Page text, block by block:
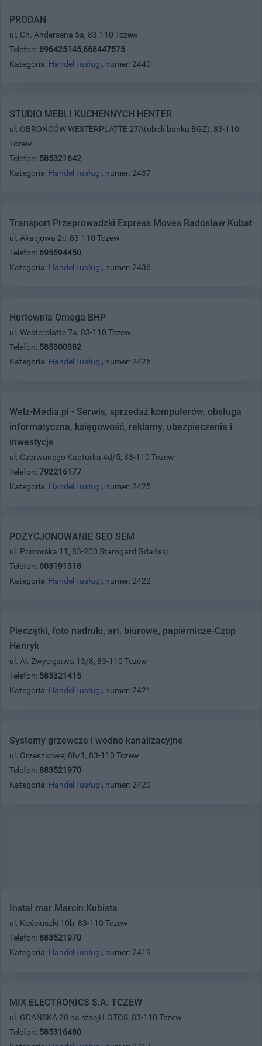
PRODAN
ul. Ch. Andersena 5a, 83-110 Tczew
Telefon: 696425145,668447575
Kategoria: Handel i usługi, numer: 2440
STUDIO MEBLI KUCHENNYCH HENTER
ul. OBROŃCÓW WESTERPLATTE 27A(obok banku BGŻ), 83-110
Tczew
Telefon: 585321642
Kategoria: Handel i usługi, numer: 2437
Transport Przeprowadzki Express Moves Radosław Kubat
ul. Akacjowa 2c, 83-110 Tczew
Telefon: 695594450
Kategoria: Handel i usługi, numer: 2436
Hurtownia Omega BHP
ul. Westerplatte 7a, 83-110 Tczew
Telefon: 585300382
Kategoria: Handel i usługi, numer: 2426
Welz-Media.pl - Serwis, sprzedaż komputerów, obsługa
informatyczna, księgowość, reklamy, ubezpieczenia i
inwestycje
ul. Czerwonego Kapturka 4d/5, 83-110 Tczew
Telefon: 792216177
Kategoria: Handel i usługi, numer: 2425
POZYCJONOWANIE SEO SEM
ul. Pomorska 11, 83-200 Starogard Gdański
Telefon: 603191318
Kategoria: Handel i usługi, numer: 2422
Pieczątki, foto nadruki, art. biurowe, papiernicze-Czop
Henryk
ul. Al. Zwycięstwa 13/8, 83-110 Tczew
Telefon: 585321415
Kategoria: Handel i usługi, numer: 2421
Systemy grzewcze i wodno kanalizacyjne
ul. Orzeszkowej 8b/1, 83-110 Tczew
Telefon: 883521970
Kategoria: Handel i usługi, numer: 2420
Instal mar Marcin Kubista
ul. Kościuszki 10b, 83-110 Tczew
Telefon: 883521970
Kategoria: Handel i usługi, numer: 2419
MIX ELECTRONICS S.A. TCZEW
ul. GDAŃSKA 20 na stacji LOTOS, 83-110 Tczew
Telefon: 585316480